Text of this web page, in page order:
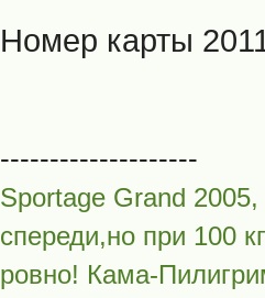
Номер карты
--------------------
Sportage Grand
спереди,но при 100
ровно! Кама-